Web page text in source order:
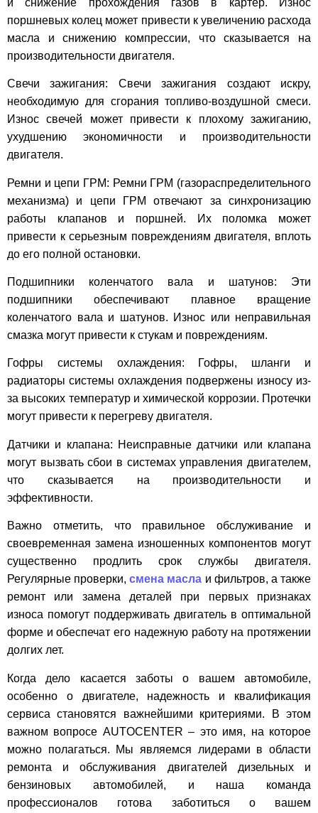
поршневых колец может привести к увеличению расхода
масла и снижению компрессии, что сказывается на
производительности двигателя.
Свечи зажигания: Свечи зажигания создают искру,
необходимую для сгорания топливо-воздушной смеси.
Износ свечей может привести к плохому зажиганию,
ухудшению экономичности и производительности
двигателя.
Ремни и цепи ГРМ: Ремни ГРМ (газораспределительного
механизма) и цепи ГРМ отвечают за синхронизацию
работы клапанов и поршней. Их поломка может
привести к серьезным повреждениям двигателя, вплоть
до его полной остановки.
Подшипники коленчатого вала и шатунов: Эти
подшипники обеспечивают плавное вращение
коленчатого вала и шатунов. Износ или неправильная
смазка могут привести к стукам и повреждениям.
Гофры системы охлаждения: Гофры, шланги и
радиаторы системы охлаждения подвержены износу из-
за высоких температур и химической коррозии. Протечки
могут привести к перегреву двигателя.
Датчики и клапана: Неисправные датчики или клапана
могут вызвать сбои в системах управления двигателем,
что сказывается на производительности и
эффективности.
Важно отметить, что правильное обслуживание и
своевременная замена изношенных компонентов могут
существенно продлить срок службы двигателя.
Регулярные проверки,смена масла и фильтров, а также
ремонт или замена деталей при первых признаках
износа помогут поддерживать двигатель в оптимальной
форме и обеспечат его надежную работу на протяжении
долгих лет.
Когда дело касается заботы о вашем автомобиле,
особенно о двигателе, надежность и квалификация
сервиса становятся важнейшими критериями. В этом
важном вопросе AUTOCENTER – это имя, на которое
можно полагаться. Мы являемся лидерами в области
ремонта и обслуживания двигателей дизельных и
бензиновых автомобилей, и наша команда
профессионалов готова заботиться о вашем